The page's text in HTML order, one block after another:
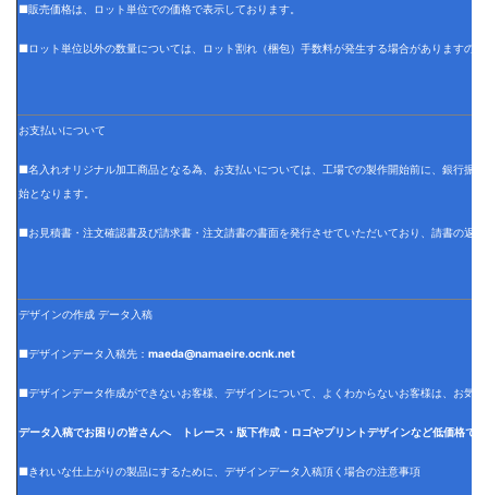
■販売価格は、ロット単位での価格で表示しております。
■ロット単位以外の数量については、ロット割れ（梱包）手数料が発生する場合がありますの
お支払いについて
■名入れオリジナル加工商品となる為、お支払いについては、工場での製作開始前に、銀行振
始となります。
■お見積書・注文確認書及び請求書・注文請書の書面を発行させていただいており、請書の返
デザインの作成 データ入稿
■デザインデータ入稿先： maeda@namaeire.ocnk.net
■デザインデータ作成ができないお客様、デザインについて、よくわからないお客様は、お気
データ入稿でお困りの皆さんへ トレース・版下作成・ロゴやプリントデザインなど低価格で
■きれいな仕上がりの製品にするために、デザインデータ入稿頂く場合の注意事項